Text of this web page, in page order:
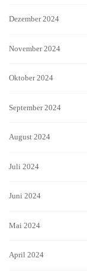
Dezember 2024
November 2024
Oktober 2024
September 2024
August 2024
Juli 2024
Juni 2024
Mai 2024
April 2024